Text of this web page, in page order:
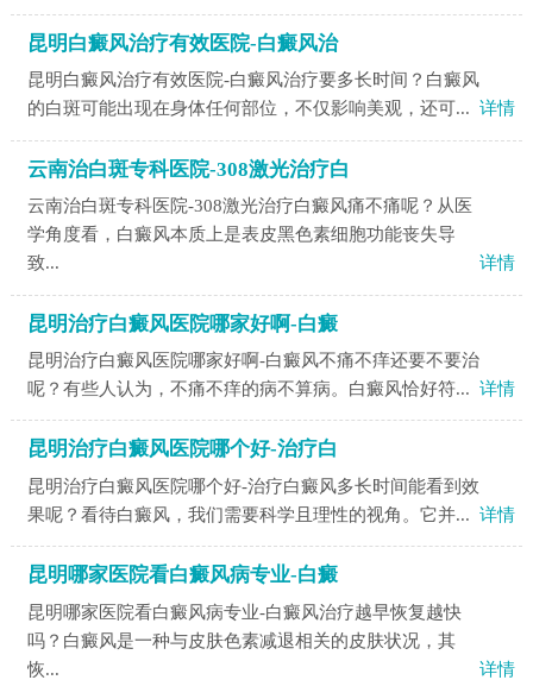
昆明白癜风治疗有效医院-白癜风治
昆明白癜风治疗有效医院-白癜风治疗要多长时间？白癜风
的白斑可能出现在身体任何部位，不仅影响美观，还可... 详情
云南治白斑专科医院-308激光治疗白
云南治白斑专科医院-308激光治疗白癜风痛不痛呢？从医
学角度看，白癜风本质上是表皮黑色素细胞功能丧失导
致...
详情
昆明治疗白癜风医院哪家好啊-白癜
昆明治疗白癜风医院哪家好啊-白癜风不痛不痒还要不要治
呢？有些人认为，不痛不痒的病不算病。白癜风恰好符... 详情
昆明治疗白癜风医院哪个好-治疗白
昆明治疗白癜风医院哪个好-治疗白癜风多长时间能看到效
果呢？看待白癜风，我们需要科学且理性的视角。它并... 详情
昆明哪家医院看白癜风病专业-白癜
昆明哪家医院看白癜风病专业-白癜风治疗越早恢复越快
吗？白癜风是一种与皮肤色素减退相关的皮肤状况，其
恢...
详情